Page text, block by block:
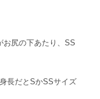
お尻の下あたり、SS
長だとSかSSサイズ